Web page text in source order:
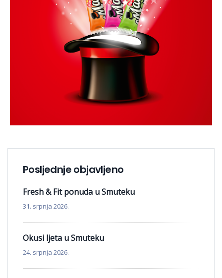
Posljednje objavljeno
Fresh & Fit ponuda u Smuteku
31. srpnja 2026.
Okusi ljeta u Smuteku
24. srpnja 2026.